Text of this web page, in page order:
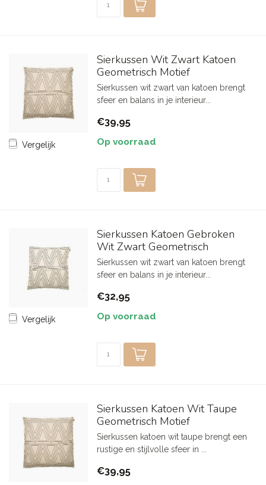
Vergelijk
Sierkussen Wit Zwart Katoen
Geometrisch Motief
Sierkussen wit zwart van katoen brengt
sfeer en balans in je interieur...
€39,95
Op voorraad
Vergelijk
Sierkussen Katoen Gebroken
Wit Zwart Geometrisch
Sierkussen wit zwart van katoen brengt
sfeer en balans in je interieur...
€32,95
Op voorraad
Sierkussen Katoen Wit Taupe
Geometrisch Motief
Sierkussen katoen wit taupe brengt een
rustige en stijlvolle sfeer in ...
€39,95